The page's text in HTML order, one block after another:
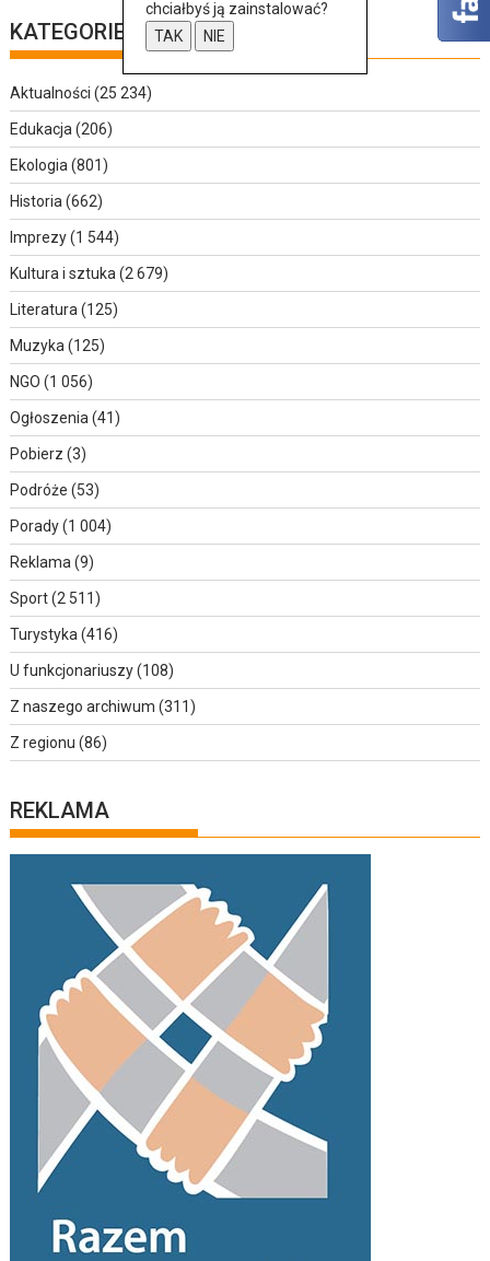
KATEGORIE
Aktualności (25 234)
Edukacja(206)
Ekologia(801)
Historia(662)
Imprezy(1 544)
Kultura i sztuka(2 679)
Literatura(125)
Muzyka(125)
NGO (1 056)
Ogłoszenia(41)
Pobierz (3)
Podróże (53)
Porady(1 004)
Reklama(9)
Sport(2 511)
Turystyka(416)
U funkcjonariuszy(108)
Z naszego archiwum (311)
Z regionu (86)
REKLAMA
chciałbyś ją zainstalować?
TAK
NIE